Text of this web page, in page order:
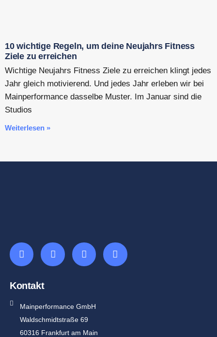
10 wichtige Regeln, um deine Neujahrs Fitness
Ziele zu erreichen
Wichtige Neujahrs Fitness Ziele zu erreichen klingt jedes
Jahr gleich motivierend. Und jedes Jahr erleben wir bei
Mainperformance dasselbe Muster. Im Januar sind die
Studios
Weiterlesen »
Kontakt
Mainperformance GmbH
Waldschmidtstraße 69
60316 Frankfurt am Main